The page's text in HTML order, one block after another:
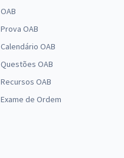
OAB
Prova OAB
Calendário OAB
Questões OAB
Recursos OAB
Exame de Ordem